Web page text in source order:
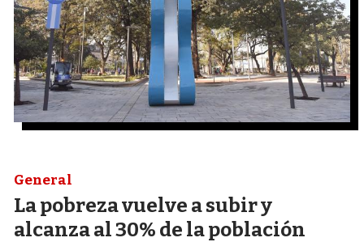
La pobreza vuelve a subir y
alcanza al 30% de la población
General